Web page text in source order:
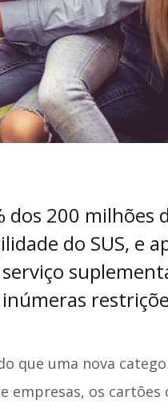
dos 200 milhões
do SUS, e
que uma nova
empresas, os